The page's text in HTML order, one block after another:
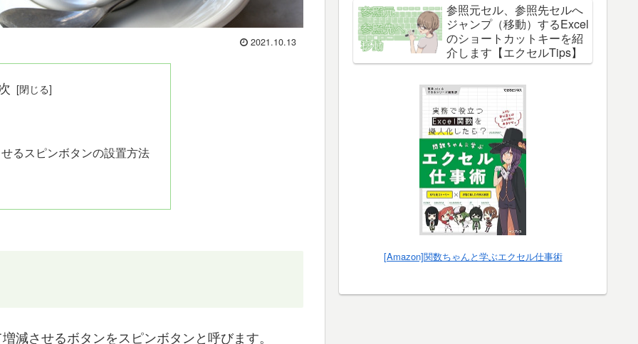
2021.10.13
るスピンボタンの設置方法
減させるボタンをスピンボタンと呼びます。
参照元セル、参照先セルへ
ジャンプ（移動）するExcel
のショートカットキーを紹
介します【エクセルTips】
[Amazon]関数ちゃんと学ぶエクセル仕事術